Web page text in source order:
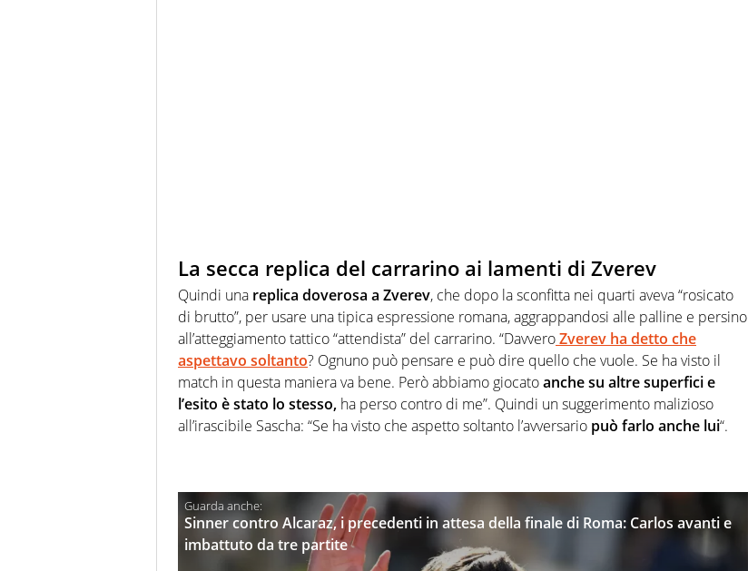
La secca replica del carrarino ai lamenti di Zverev
Quindi una replica doverosa a Zverev, che dopo la sconfitta nei quarti aveva “rosicato
di brutto”, per usare una tipica espressione romana, aggrappandosi alle palline e persino
all’atteggiamento tattico “attendista” del carrarino. “DavveroZverev ha detto che
aspettavo soltanto? Ognuno può pensare e può dire quello che vuole. Se ha visto il
match in questa maniera va bene. Però abbiamo giocatoanche su altre superfici e
l’esito è stato lo stesso, ha perso contro di me”. Quindi un suggerimento malizioso
all’irascibile Sascha: “Se ha visto che aspetto soltanto l’avversario può farlo anche lui“.
Sinner contro Alcaraz, i precedenti in attesa della finale di Roma: Carlos avanti e
imbattuto da tre partite